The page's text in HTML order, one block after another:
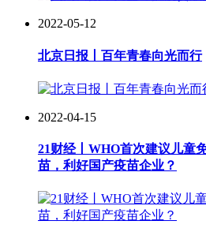
2022-05-12
北京日报丨百年青春向光而行
2022-04-15
21财经丨WHO首次建议儿童
苗，利好国产疫苗企业？